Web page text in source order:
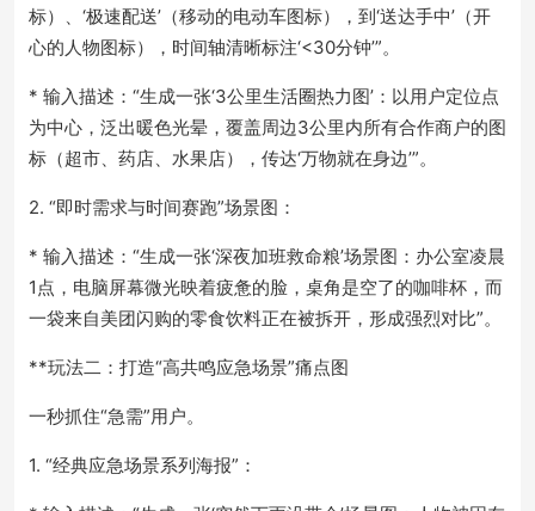
标）、‘极速配送’（移动的电动车图标），到‘送达手中’（开
心的人物图标），时间轴清晰标注‘<30分钟’”。
* 输入描述：“生成一张‘3公里生活圈热力图’：以用户定位点
为中心，泛出暖色光晕，覆盖周边3公里内所有合作商户的图
标（超市、药店、水果店），传达‘万物就在身边’”。
2. “即时需求与时间赛跑”场景图：
* 输入描述：“生成一张‘深夜加班救命粮’场景图：办公室凌晨
1点，电脑屏幕微光映着疲惫的脸，桌角是空了的咖啡杯，而
一袋来自美团闪购的零食饮料正在被拆开，形成强烈对比”。
**玩法二：打造“高共鸣应急场景”痛点图
一秒抓住“急需”用户。
1. “经典应急场景系列海报”：